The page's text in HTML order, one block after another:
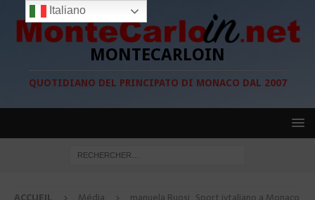
MONTECARLOIN
QUOTIDIANO DEL PRINCIPATO DI MONACO DAL 2007
Italiano